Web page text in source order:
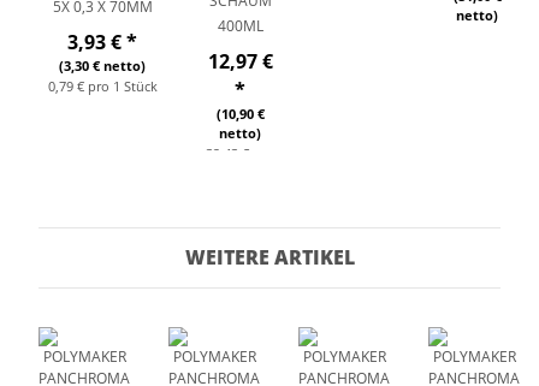
5X 0,3 X 70MM
3,93 €*
(3,30 € netto)
0,79 € pro 1 Stück
400ML
12,97 €
*
(10,90 €
netto)
32,43 € pro
netto)
WEITERE ARTIKEL